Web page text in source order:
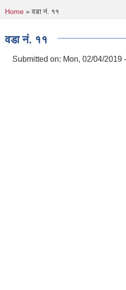
You are here
Home » वडा नं. ११
वडा नं. ११
Submitted on: Mon, 02/04/2019